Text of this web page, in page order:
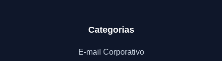
Categorias
E-mail Corporativo